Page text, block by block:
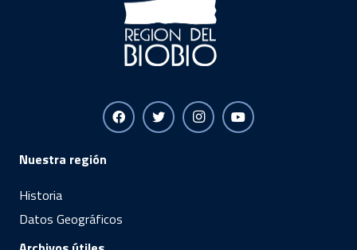
Nuestra región
Historia
Datos Geográficos